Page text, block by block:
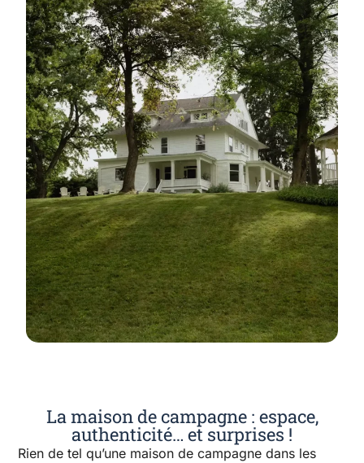
La maison de campagne : espace,
authenticité… et surprises !
Rien de tel qu’une maison de campagne dans les